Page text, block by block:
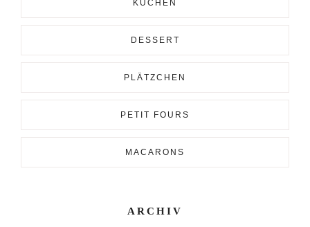
KUCHEN
DESSERT
PLÄTZCHEN
PETIT FOURS
MACARONS
ARCHIV